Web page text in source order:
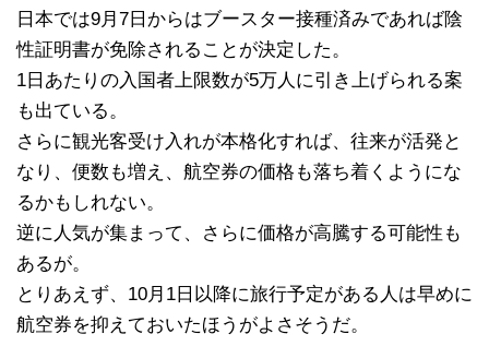
日本では9月7日からはブースター接種済みであれば陰
性証明書が免除されることが決定した。
1日あたりの入国者上限数が5万人に引き上げられる案
も出ている。
さらに観光客受け入れが本格化すれば、往来が活発と
なり、便数も増え、航空券の価格も落ち着くようにな
るかもしれない。
逆に人気が集まって、さらに価格が高騰する可能性も
あるが。
とりあえず、10月1日以降に旅行予定がある人は早めに
航空券を抑えておいたほうがよさそうだ。